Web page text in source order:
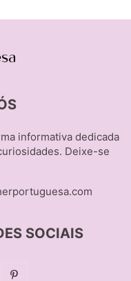
informativa dedicada
Deixe-se
SOCIAIS